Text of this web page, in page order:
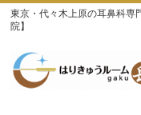
東京・代々木上原の耳鼻科
院】